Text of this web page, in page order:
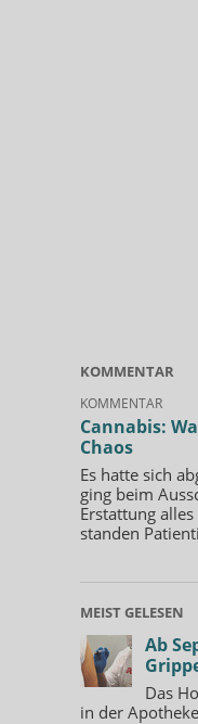
KOMMENTAR
KOMMENTAR
Cannabis:
Chaos
Es hatte sich
ging beim
Erstattung
standen
MEIST GELESEN
Ab
Das
in der